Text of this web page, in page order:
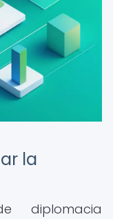
la
diplomacia